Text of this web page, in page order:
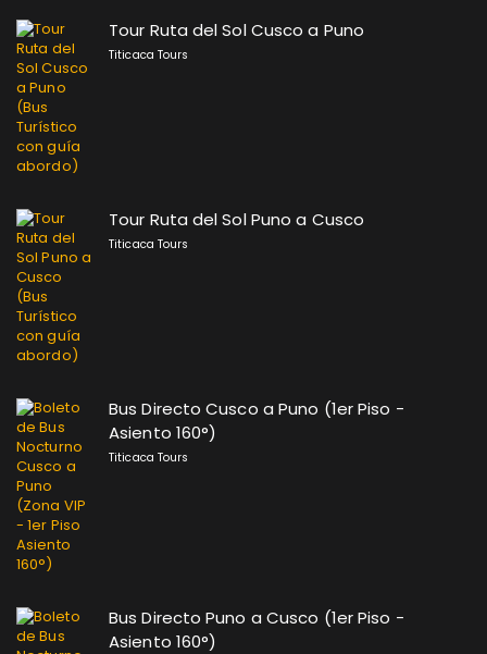
Tour Ruta del Sol Cusco a Puno
Titicaca Tours
Tour Ruta del Sol Puno a Cusco
Titicaca Tours
Bus Directo Cusco a Puno (1er Piso -
Asiento 160°)
Titicaca Tours
Bus Directo Puno a Cusco (1er Piso -
Asiento 160°)